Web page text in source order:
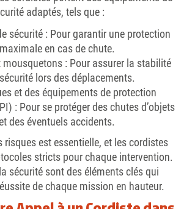
adaptés, tels que :
sécurité : Pour garantir une protection
maximale en cas de chute.
mousquetons: Pour assurer la stabilité
lors des déplacements.
et des équipements de protection
: Pour se protéger des chutes d’objets
et des éventuels accidents.
risques est essentielle, et les cordistes
stricts pour chaque intervention.
sécurité sont des éléments clés qui
de chaque mission en hauteur.